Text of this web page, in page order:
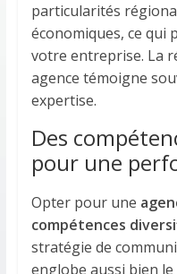
particularités
économiques, ce qui
votre entreprise. La
agence témoigne
expertise.
Des
pour une
Opter pour une
compétences
stratégie de
englobe aussi bien